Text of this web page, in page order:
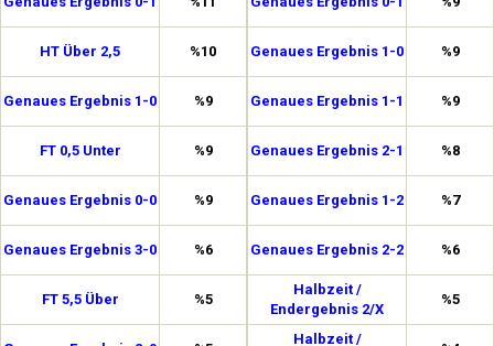
HT Über 2,5 %10
Genaues Ergebnis 1-0 %9
FT 0,5 Unter %9
Genaues Ergebnis 0-0 %9
Genaues Ergebnis 3-0 %6
FT 5,5 Über %5
Genaues Ergebnis 1-0 %9
Genaues Ergebnis 1-1 %9
Genaues Ergebnis 2-1 %8
Genaues Ergebnis 1-2 %7
Genaues Ergebnis 2-2 %6
Halbzeit /
Endergebnis 2/X
%5
Halbzeit /